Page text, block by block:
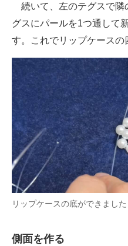
続いて、左のテグスで隣
グスにパールを1つ通して
す。これでリップケースの
リップケースの底ができました
側面を作る